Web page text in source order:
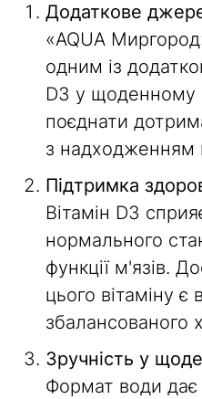
Додаткове
«AQUA
одним із
D3 у щоденному
поєднати
з надходженням
Підтримка
Вітамін D3
нормального
функції м'язів.
цього вітаміну
збалансованого
Зручність у
Формат води дає